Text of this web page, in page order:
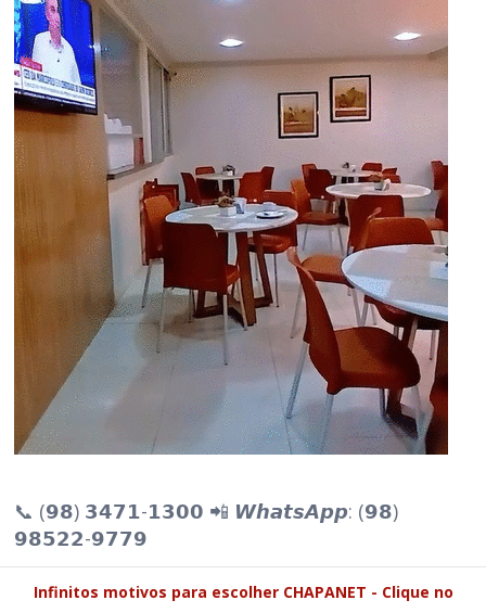
📞 (𝟵𝟴) 𝟯𝟰𝟳𝟭-𝟭𝟯𝟬𝟬 📲 𝙒𝙝𝙖𝙩𝙨𝘼𝙥𝙥: (𝟵𝟴)
𝟵𝟴𝟱𝟮𝟮-𝟵𝟳𝟳𝟵
Infinitos motivos para escolher CHAPANET - Clique no